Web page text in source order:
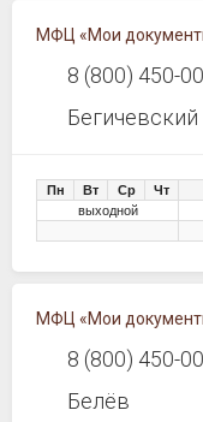
МФЦ «Мои
8 (800) 450-
Бегичевский
Пн Вт Ср Чт
выходной
МФЦ «Мои
8 (800) 450-
Белёв